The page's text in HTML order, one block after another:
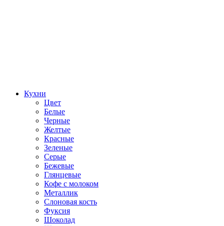
Кухни
Цвет
Белые
Черные
Желтые
Красные
Зеленые
Серые
Бежевые
Глянцевые
Кофе с молоком
Металлик
Слоновая кость
Фуксия
Шоколад